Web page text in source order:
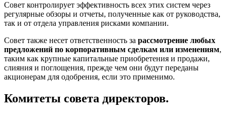
Совет контролирует эффективность всех этих систем через
регулярные обзоры и отчеты, полученные как от руководства,
так и от отдела управления рисками компании.
Совет также несет ответственность за рассмотрение любых
предложений по корпоративным сделкам или изменениям,
таким как крупные капитальные приобретения и продажи,
слияния и поглощения, прежде чем они будут переданы
акционерам для одобрения, если это применимо.
Комитеты совета директоров.